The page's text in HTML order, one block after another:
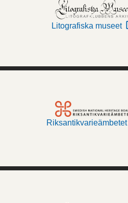
Litografiska museet
Riksantikvarieämbetet